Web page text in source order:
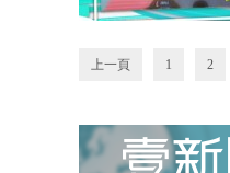
上一頁 1 2